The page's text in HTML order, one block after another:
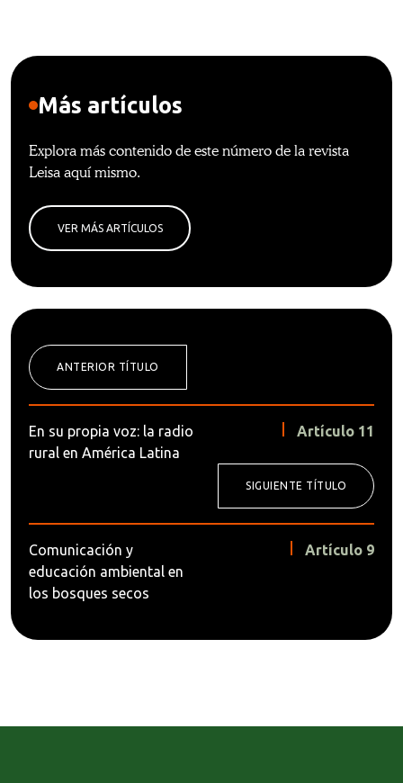
Más artículos
Explora más contenido de este número de la revista
Leisa aquí mismo.
VER MÁS ARTÍCULOS
ANTERIOR TÍTULO
En su propia voz: la radio
rural en América Latina
Artículo 11
SIGUIENTE TÍTULO
Comunicación y
educación ambiental en
los bosques secos
Artículo 9